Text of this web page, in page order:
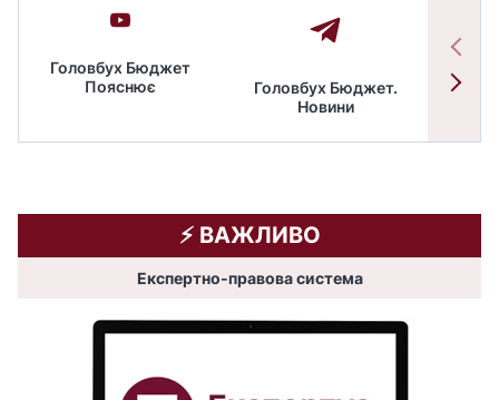
Головбух Бюджет
Пояснює
Головбух Бюджет.
Новини
⚡️ ВАЖЛИВО
Експертно-правова система